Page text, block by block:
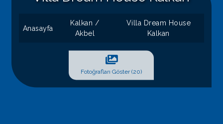
Anasayfa
Kalkan /
Akbel
Villa Dream House
Kalkan
Fotoğrafları Göster (20)